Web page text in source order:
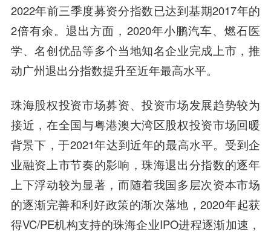
2022年前三季度募资分指数已达到基期2017年的
2倍有余。退出方面，2020年小鹏汽车、燃石医
学、名创优品等多个当地知名企业完成上市，推
动广州退出分指数提升至近年最高水平。
珠海股权投资市场募资、投资市场发展趋势较为
接近，在全国与粤港澳大湾区股权投资市场回暖
背景下，于2021年达到近年的最高水平。受到企
业融资上市节奏的影响，珠海退出分指数的逐年
上下浮动较为显著，而随着我国多层次资本市场
的逐渐完善和利好政策的渐次落地，2020年起获
得VC/PE机构支持的珠海企业IPO进程逐渐加速，